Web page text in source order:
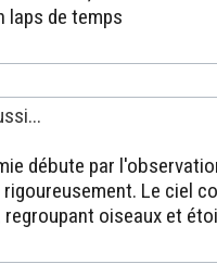
laps de temps
débute par
Le ciel
oiseaux et